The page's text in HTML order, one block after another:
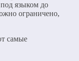
языком до
ограничено,
самые